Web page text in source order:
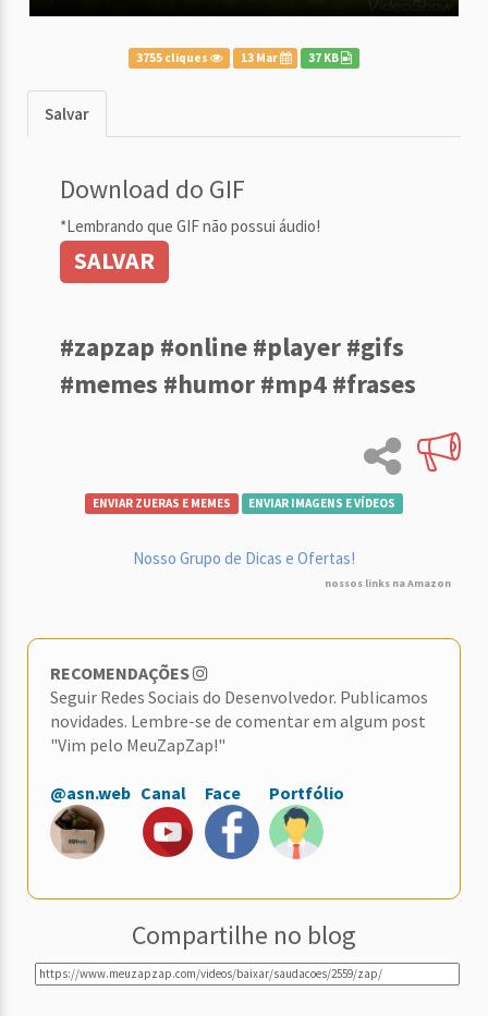
3755 cliques 13 Mar 37 KB
Salvar
Download do GIF
*Lembrando que GIF não possui áudio!
SALVAR
#zapzap #online #player #gifs
#memes #humor #mp4 #frases
ENVIAR ZUERAS E MEMES ENVIAR IMAGENS E VÍDEOS
Nosso Grupo de Dicas e Ofertas!
nossos links na Amazon
RECOMENDAÇÕES
Seguir Redes Sociais do Desenvolvedor. Publicamos
novidades. Lembre-se de comentar em algum post
"Vim pelo MeuZapZap!"
@asn.web Canal Face Portfólio
Compartilhe no blog